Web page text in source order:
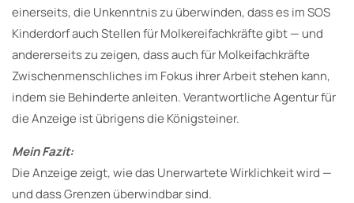
einerseits, die Unkenntnis zu überwinden, dass es im SOS
Kinderdorf auch Stellen für Molkereifachkräfte gibt — und
andererseits zu zeigen, dass auch für Molkeifachkräfte
Zwischenmenschliches im Fokus ihrer Arbeit stehen kann,
indem sie Behinderte anleiten. Verantwortliche Agentur für
die Anzeige ist übrigens die Königsteiner.
Mein Fazit:
Die Anzeige zeigt, wie das Unerwartete Wirklichkeit wird —
und dass Grenzen überwindbar sind.